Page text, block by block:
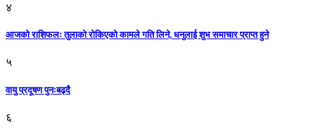
४
आजको राशिफलः तुलाकाे रोकिएको कामले गति लिने, धनुलाई शुभ समाचार प्राप्त हुने
५
वायु प्रदूषण पुनःबढ्दै
६